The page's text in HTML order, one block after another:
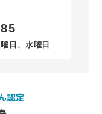
日、水曜日